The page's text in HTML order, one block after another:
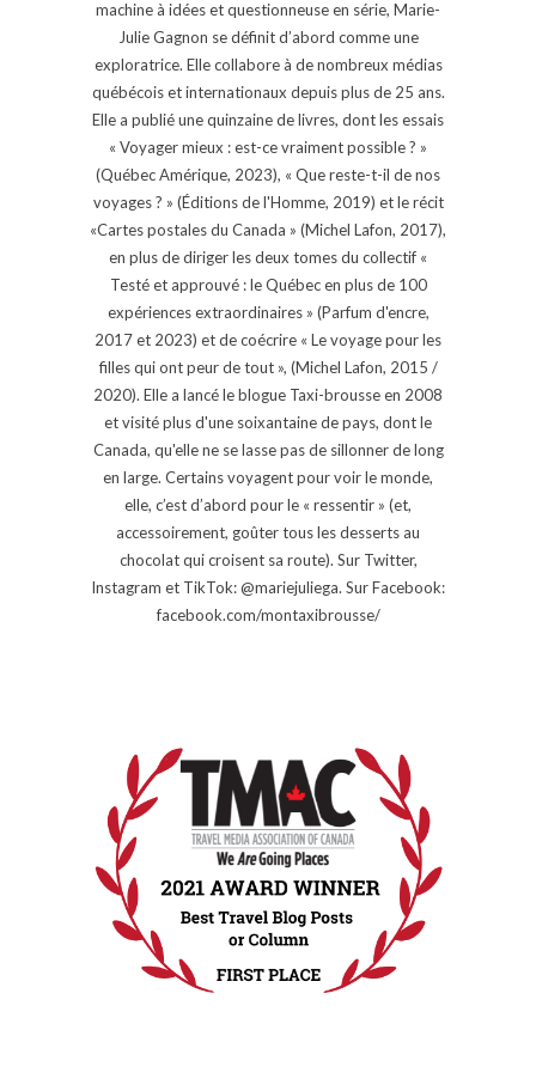
machine à idées et questionneuse en série, Marie-
Julie Gagnon se définit d’abord comme une
exploratrice. Elle collabore à de nombreux médias
québécois et internationaux depuis plus de 25 ans.
Elle a publié une quinzaine de livres, dont les essais
« Voyager mieux : est-ce vraiment possible ? »
(Québec Amérique, 2023), « Que reste-t-il de nos
voyages ? » (Éditions de l'Homme, 2019) et le récit
«Cartes postales du Canada » (Michel Lafon, 2017),
en plus de diriger les deux tomes du collectif «
Testé et approuvé : le Québec en plus de 100
expériences extraordinaires » (Parfum d'encre,
2017 et 2023) et de coécrire « Le voyage pour les
filles qui ont peur de tout », (Michel Lafon, 2015 /
2020). Elle a lancé le blogue Taxi-brousse en 2008
et visité plus d'une soixantaine de pays, dont le
Canada, qu'elle ne se lasse pas de sillonner de long
en large. Certains voyagent pour voir le monde,
elle, c’est d’abord pour le « ressentir » (et,
accessoirement, goûter tous les desserts au
chocolat qui croisent sa route). Sur Twitter,
Instagram et TikTok: @mariejuliega. Sur Facebook:
facebook.com/montaxibrousse/